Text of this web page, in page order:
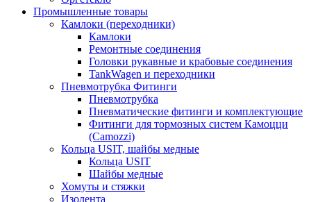
Промышленные товары
Камлоки (переходники)
Камлоки
Ремонтные соединения
Головки рукавные и крабовые соединения
TankWagen и переходники
Пневмотрубка Фитинги
Пневмотрубка
Пневматические фитинги и комплектующие
Фитинги для тормозных систем Камоцци
(Camozzi)
Кольца USIT, шайбы медные
Кольца USIT
Шайбы медные
Хомуты и стяжки
Изолента